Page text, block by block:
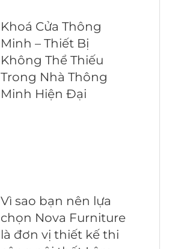
Khoá Cửa Thông
Minh – Thiết Bị
Không Thể Thiếu
Trong Nhà Thông
Minh Hiện Đại
Vì sao bạn nên lựa
chọn Nova Furniture
là đơn vị thiết kế thi